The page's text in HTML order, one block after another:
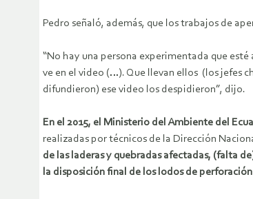
Pedro señaló, además, que los trabajos de
“No hay una persona experimentada que
ve en el video (…). Que llevan ellos (los jefes
difundieron) ese video los despidieron”, dijo.
En el 2015, el Ministerio del Ambiente del
realizadas por técnicos de la Dirección
de las laderas y quebradas afectadas, (falta
la disposición final de los lodos de